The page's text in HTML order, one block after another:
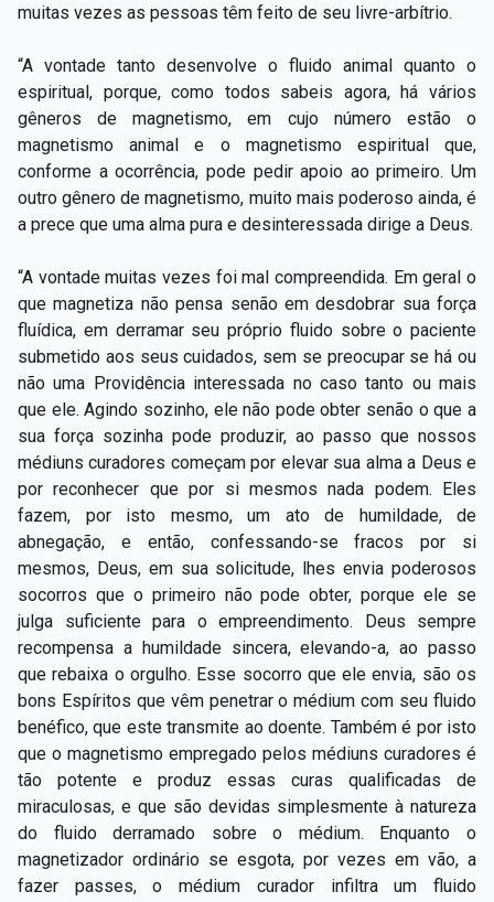
muitas vezes as pessoas têm feito de seu livre-arbítrio.
“A vontade tanto desenvolve o fluido animal quanto o
espiritual, porque, como todos sabeis agora, há vários
gêneros de magnetismo, em cujo número estão o
magnetismo animal e o magnetismo espiritual que,
conforme a ocorrência, pode pedir apoio ao primeiro. Um
outro gênero de magnetismo, muito mais poderoso ainda, é
a prece que uma alma pura e desinteressada dirige a Deus.
“A vontade muitas vezes foi mal compreendida. Em geral o
que magnetiza não pensa senão em desdobrar sua força
fluídica, em derramar seu próprio fluido sobre o paciente
submetido aos seus cuidados, sem se preocupar se há ou
não uma Providência interessada no caso tanto ou mais
que ele. Agindo sozinho, ele não pode obter senão o que a
sua força sozinha pode produzir, ao passo que nossos
médiuns curadores começam por elevar sua alma a Deus e
por reconhecer que por si mesmos nada podem. Eles
fazem, por isto mesmo, um ato de humildade, de
abnegação, e então, confessando-se fracos por si
mesmos, Deus, em sua solicitude, lhes envia poderosos
socorros que o primeiro não pode obter, porque ele se
julga suficiente para o empreendimento. Deus sempre
recompensa a humildade sincera, elevando-a, ao passo
que rebaixa o orgulho. Esse socorro que ele envia, são os
bons Espíritos que vêm penetrar o médium com seu fluido
benéfico, que este transmite ao doente. Também é por isto
que o magnetismo empregado pelos médiuns curadores é
tão potente e produz essas curas qualificadas de
miraculosas, e que são devidas simplesmente à natureza
do fluido derramado sobre o médium. Enquanto o
magnetizador ordinário se esgota, por vezes em vão, a
fazer passes, o médium curador infiltra um fluido